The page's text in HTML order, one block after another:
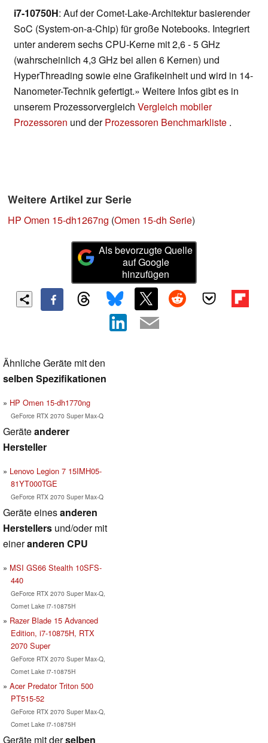
i7-10750H: Auf der Comet-Lake-Architektur basierender
SoC (System-on-a-Chip) für große Notebooks. Integriert
unter anderem sechs CPU-Kerne mit 2,6 - 5 GHz
(wahrscheinlich 4,3 GHz bei allen 6 Kernen) und
HyperThreading sowie eine Grafikeinheit und wird in 14-
Nanometer-Technik gefertigt.» Weitere Infos gibt es in
unserem Prozessorvergleich Vergleich mobiler
Prozessoren und derProzessoren Benchmarkliste .
Weitere Artikel zur Serie
HP Omen 15-dh1267ng (Omen 15-dh Serie)
Als bevorzugte Quelle
auf Google
hinzufügen
Ähnliche Geräte mit den
selben Spezifikationen
HP Omen 15-dh1770ng
GeForce RTX 2070 Super Max-Q
Geräteanderer
Hersteller
Lenovo Legion 7 15IMH05-
81YT000TGE
GeForce RTX 2070 Super Max-Q
Geräte einesanderen
Herstellers und/oder mit
eineranderen CPU
MSI GS66 Stealth 10SFS-
440
GeForce RTX 2070 Super Max-Q,
Comet Lake i7-10875H
Razer Blade 15 Advanced
Edition, i7-10875H, RTX
2070 Super
GeForce RTX 2070 Super Max-Q,
Comet Lake i7-10875H
Acer Predator Triton 500
PT515-52
GeForce RTX 2070 Super Max-Q,
Comet Lake i7-10875H
Geräte mit derselben